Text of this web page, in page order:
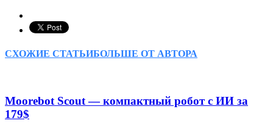
СХОЖИЕ СТАТЬИБОЛЬШЕ ОТ АВТОРА
Moorebot Scout — компактный робот с ИИ за
179$